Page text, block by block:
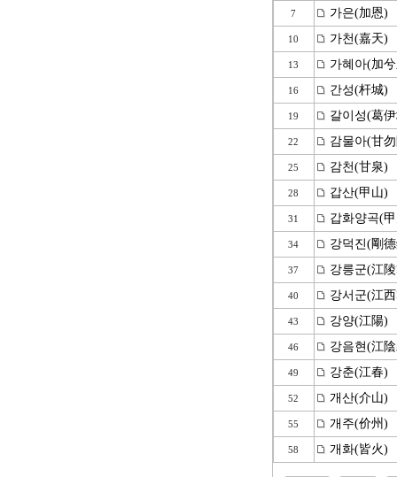
7 가은(加恩)
10 가천(嘉天)
13 가혜아(加
16 간성(杆城)
19 갈이성(葛
22 감물아(甘
25 감천(甘泉)
28 갑산(甲山)
31 갑화양곡(
34 강덕진(剛
37 강릉군(江
40 강서군(江
43 강양(江陽)
46 강음현(江
49 강춘(江春)
52 개산(介山)
55 개주(价州)
58 개화(皆火)